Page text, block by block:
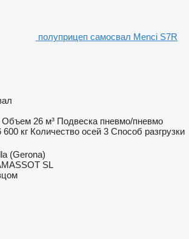
полуприцеп самосвал Menci S7R
Объем 26 м³ Подвеска пневмо/пневмо
600 кг Количество осей 3 Способ разгрузки
(Gerona)
SL